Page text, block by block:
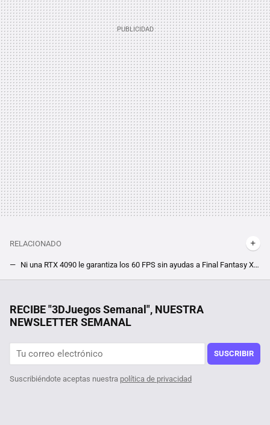
RELACIONADO
Ni una RTX 4090 le garantiza los 60 FPS sin ayudas a Final Fantasy XVI en PC. Si buscas jugar a 4K, estarás obligado a utilizar DLSS
Por sólo 6 euros en Steam, te puedes hacer con el mejor juego de estrategia de la saga Anno, pero date prisa que este mínimo histórico terminará pronto
RECIBE "3DJuegos Semanal", NUESTRA
NEWSLETTER SEMANAL
SUSCRIBIR
Suscribiéndote aceptas nuestra política de privacidad